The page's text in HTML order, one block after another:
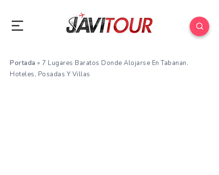
Portada » 7 Lugares Baratos Donde Alojarse En Tabanan.
Hoteles, Posadas Y Villas